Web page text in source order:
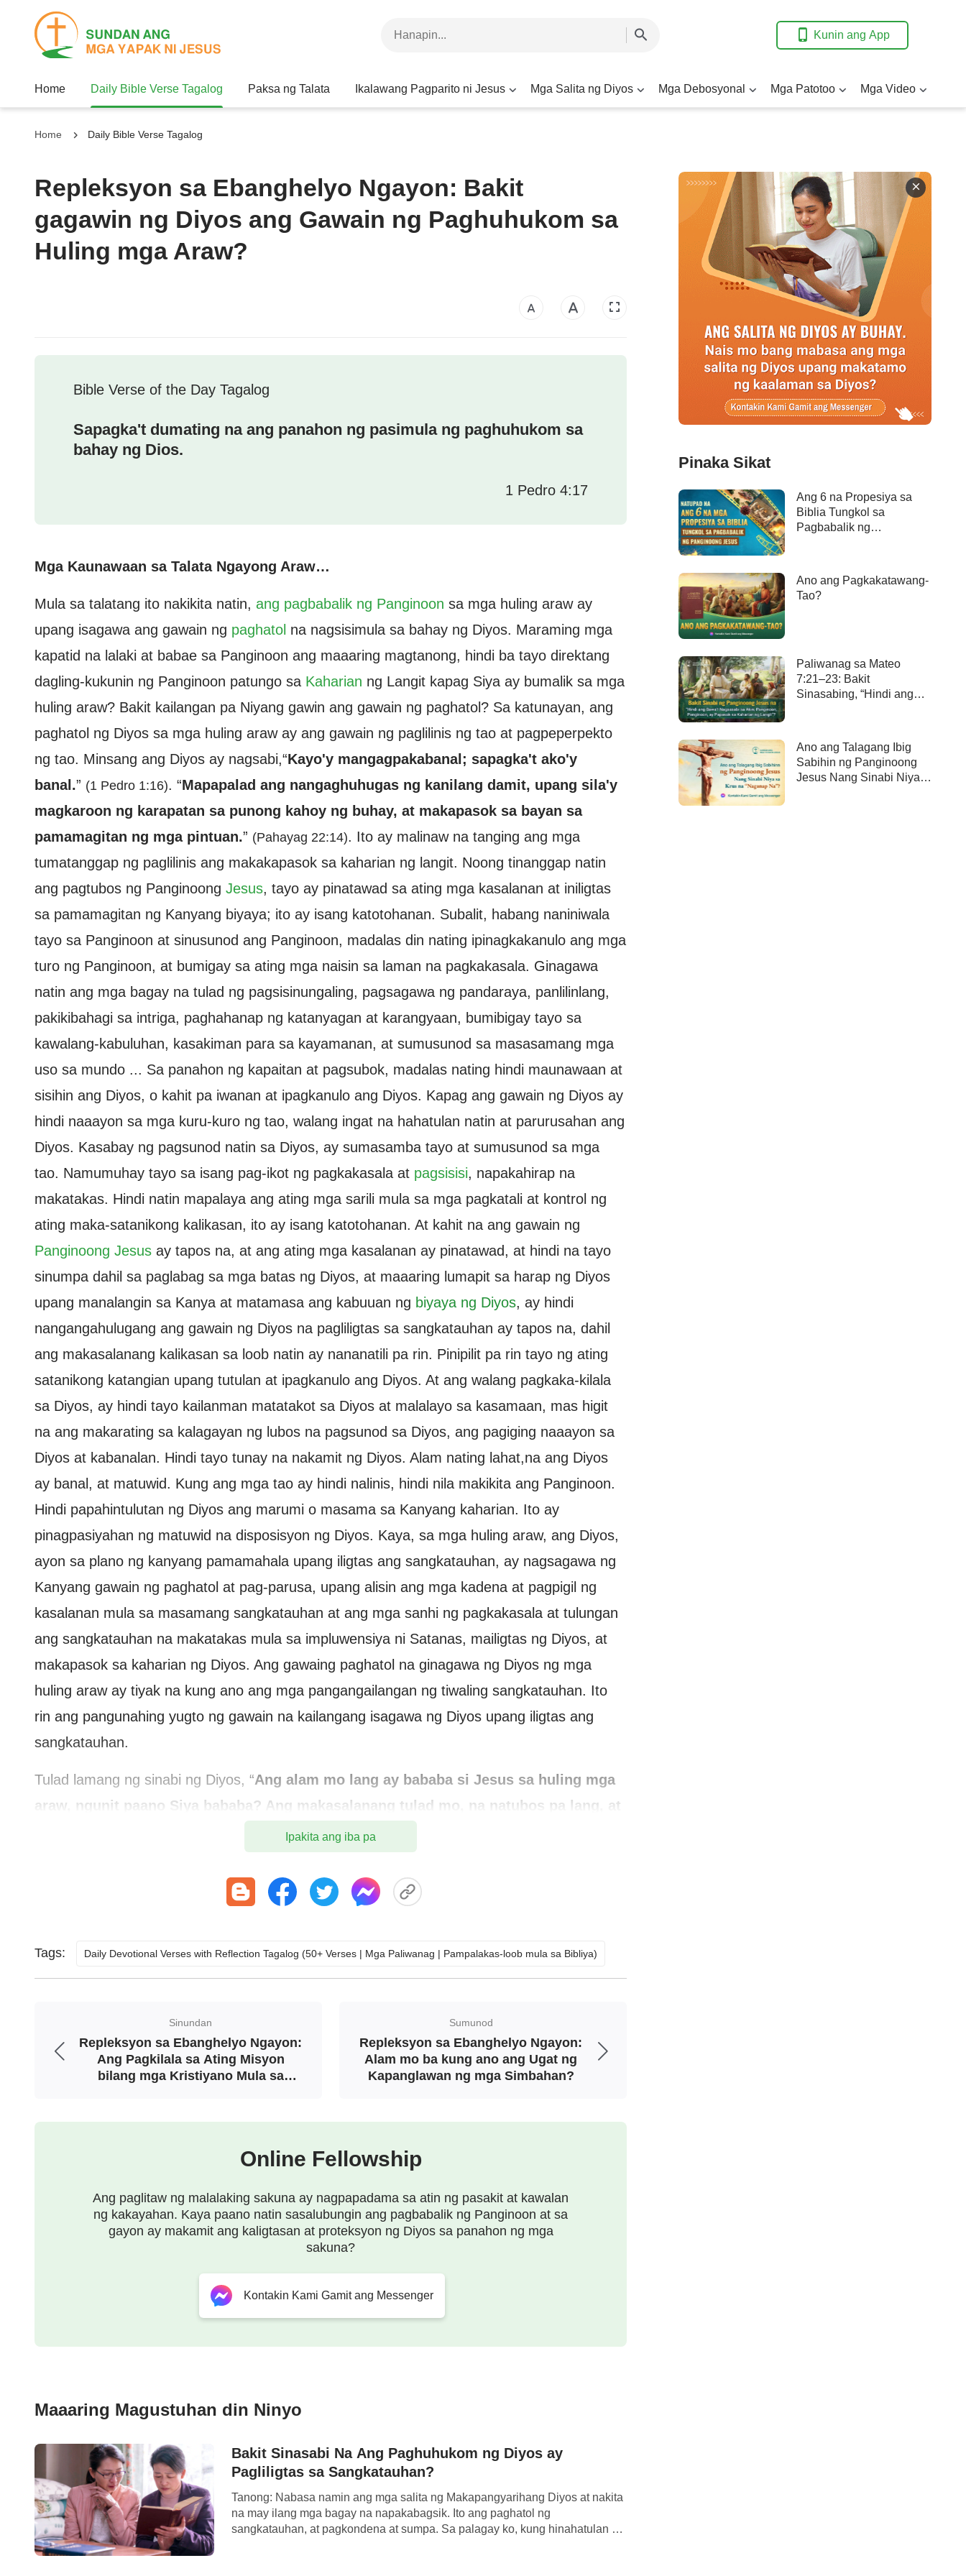
Kunin ang App
Home Daily Bible Verse Tagalog Paksa ng Talata Ikalawang Pagparito ni Jesus Mga Salita ng Diyos Mga Debosyonal Mga Patotoo Mga Video
Home Daily Bible Verse Tagalog
Repleksyon sa Ebanghelyo Ngayon: Bakit
gagawin ng Diyos ang Gawain ng Paghuhukom sa
Huling mga Araw?
Bible Verse of the Day Tagalog
Sapagka't dumating na ang panahon ng pasimula ng paghuhukom sa
bahay ng Dios.
1 Pedro 4:17
Mga Kaunawaan sa Talata Ngayong Araw…
Mula sa talatang ito nakikita natin, ang pagbabalik ng Panginoon sa mga huling araw ay
upang isagawa ang gawain ng paghatol na nagsisimula sa bahay ng Diyos. Maraming mga
kapatid na lalaki at babae sa Panginoon ang maaaring magtanong, hindi ba tayo direktang
dagling-kukunin ng Panginoon patungo sa Kaharian ng Langit kapag Siya ay bumalik sa mga
huling araw? Bakit kailangan pa Niyang gawin ang gawain ng paghatol? Sa katunayan, ang
paghatol ng Diyos sa mga huling araw ay ang gawain ng paglilinis ng tao at pagpeperpekto
ng tao. Minsang ang Diyos ay nagsabi,“Kayo'y mangagpakabanal; sapagka't ako'y
banal.” (1 Pedro 1:16). “Mapapalad ang nangaghuhugas ng kanilang damit, upang sila'y
magkaroon ng karapatan sa punong kahoy ng buhay, at makapasok sa bayan sa
pamamagitan ng mga pintuan.” (Pahayag 22:14). Ito ay malinaw na tanging ang mga
tumatanggap ng paglilinis ang makakapasok sa kaharian ng langit. Noong tinanggap natin
ang pagtubos ng Panginoong Jesus, tayo ay pinatawad sa ating mga kasalanan at iniligtas
sa pamamagitan ng Kanyang biyaya; ito ay isang katotohanan. Subalit, habang naniniwala
tayo sa Panginoon at sinusunod ang Panginoon, madalas din nating ipinagkakanulo ang mga
turo ng Panginoon, at bumigay sa ating mga naisin sa laman na pagkakasala. Ginagawa
natin ang mga bagay na tulad ng pagsisinungaling, pagsagawa ng pandaraya, panlilinlang,
pakikibahagi sa intriga, paghahanap ng katanyagan at karangyaan, bumibigay tayo sa
kawalang-kabuluhan, kasakiman para sa kayamanan, at sumusunod sa masasamang mga
uso sa mundo ... Sa panahon ng kapaitan at pagsubok, madalas nating hindi maunawaan at
sisihin ang Diyos, o kahit pa iwanan at ipagkanulo ang Diyos. Kapag ang gawain ng Diyos ay
hindi naaayon sa mga kuru-kuro ng tao, walang ingat na hahatulan natin at parurusahan ang
Diyos. Kasabay ng pagsunod natin sa Diyos, ay sumasamba tayo at sumusunod sa mga
tao. Namumuhay tayo sa isang pag-ikot ng pagkakasala at pagsisisi, napakahirap na
makatakas. Hindi natin mapalaya ang ating mga sarili mula sa mga pagkatali at kontrol ng
ating maka-satanikong kalikasan, ito ay isang katotohanan. At kahit na ang gawain ng
Panginoong Jesus ay tapos na, at ang ating mga kasalanan ay pinatawad, at hindi na tayo
sinumpa dahil sa paglabag sa mga batas ng Diyos, at maaaring lumapit sa harap ng Diyos
upang manalangin sa Kanya at matamasa ang kabuuan ng biyaya ng Diyos, ay hindi
nangangahulugang ang gawain ng Diyos na pagliligtas sa sangkatauhan ay tapos na, dahil
ang makasalanang kalikasan sa loob natin ay nananatili pa rin. Pinipilit pa rin tayo ng ating
satanikong katangian upang tutulan at ipagkanulo ang Diyos. At ang walang pagkaka-kilala
sa Diyos, ay hindi tayo kailanman matatakot sa Diyos at malalayo sa kasamaan, mas higit
na ang makarating sa kalagayan ng lubos na pagsunod sa Diyos, ang pagiging naaayon sa
Diyos at kabanalan. Hindi tayo tunay na nakamit ng Diyos. Alam nating lahat,na ang Diyos
ay banal, at matuwid. Kung ang mga tao ay hindi nalinis, hindi nila makikita ang Panginoon.
Hindi papahintulutan ng Diyos ang marumi o masama sa Kanyang kaharian. Ito ay
pinagpasiyahan ng matuwid na disposisyon ng Diyos. Kaya, sa mga huling araw, ang Diyos,
ayon sa plano ng kanyang pamamahala upang iligtas ang sangkatauhan, ay nagsagawa ng
Kanyang gawain ng paghatol at pag-parusa, upang alisin ang mga kadena at pagpigil ng
kasalanan mula sa masamang sangkatauhan at ang mga sanhi ng pagkakasala at tulungan
ang sangkatauhan na makatakas mula sa impluwensiya ni Satanas, mailigtas ng Diyos, at
makapasok sa kaharian ng Diyos. Ang gawaing paghatol na ginagawa ng Diyos ng mga
huling araw ay tiyak na kung ano ang mga pangangailangan ng tiwaling sangkatauhan. Ito
rin ang pangunahing yugto ng gawain na kailangang isagawa ng Diyos upang iligtas ang
sangkatauhan.
Tulad lamang ng sinabi ng Diyos, “Ang alam mo lang ay bababa si Jesus sa huling mga
araw, ngunit paano Siya bababa? Ang makasalanang tulad mo, na natubos pa lang, at
hindi nabago, at hindi ginawang perpekto ng Diyos, susundin mo ba kung ano ang
nais ng Diyos? Para sa iyo, ikaw na siyang nananahan pa rin sa iyong dating sarili,
totoo na ikaw ay iniligtas ni Jesus, at ikaw ay hindi itinuturing na isang makasalanan
ng Diyos, ngunit hindi ito nagpapatunay na ikaw ay hindi
Sa iyong kalooban, ikaw ay puno ng karumihan, kasakiman at kasamaan, ngunit
nabago. Upang ikaw ay makasunod sa ninanais ng Diyos, ang Diyos ang personal na
gagawa ng pagbabago at paglilinis sa’yo; kung ikaw ay tinubos lang, hindi ka
hakbang sa pagbabago at pag-perpekto. Kaya ikaw, na isang makasalanang tinubos,
ay walang kakayahang direktang matamo ang pamana ng Diyos.”
Ipakita ang iba pa
Tags: Daily Devotional Verses with Reflection Tagalog (50+ Verses | Mga Paliwanag | Pampalakas-loob mula sa Bibliya)
Sinundan
Repleksyon sa Ebanghelyo Ngayon:
Ang Pagkilala sa Ating Misyon
bilang mga Kristiyano Mula sa
Sumunod
Repleksyon sa Ebanghelyo Ngayon:
Alam mo ba kung ano ang Ugat ng
Kapanglawan ng mga Simbahan?
Online Fellowship
Ang paglitaw ng malalaking sakuna ay nagpapadama sa atin ng pasakit at kawalan
ng kakayahan. Kaya paano natin sasalubungin ang pagbabalik ng Panginoon at sa
gayon ay makamit ang kaligtasan at proteksyon ng Diyos sa panahon ng mga
sakuna?
Kontakin Kami Gamit ang Messenger
Maaaring Magustuhan din Ninyo
Bakit Sinasabi Na Ang Paghuhukom ng Diyos ay
Pagliligtas sa Sangkatauhan?
Tanong: Nabasa namin ang mga salita ng Makapangyarihang Diyos at nakita
na may ilang mga bagay na napakabagsik. Ito ang paghatol ng
sangkatauhan, at pagkondena at sumpa. Sa palagay ko, kung hinahatulan at
Pinaka Sikat
Ang 6 na Propesiya sa
Biblia Tungkol sa
Pagbabalik ng
Ano ang Pagkakatawang-
Tao?
Paliwanag sa Mateo
7:21–23: Bakit
Sinasabing, “Hindi ang
ng langit”?
Ano ang Talagang Ibig
Sabihin ng Panginoong
Jesus Nang Sinabi Niya